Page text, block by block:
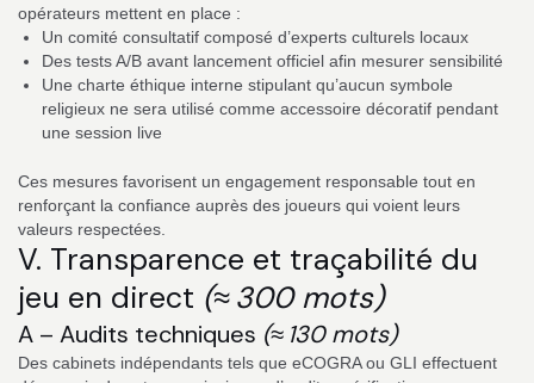
opérateurs mettent en place :
Un comité consultatif composé d’experts culturels locaux
Des tests A/B avant lancement officiel afin mesurer sensibilité
Une charte éthique interne stipulant qu’aucun symbole
religieux ne sera utilisé comme accessoire décoratif pendant
une session live
Ces mesures favorisent un engagement responsable tout en
renforçant la confiance auprès des joueurs qui voient leurs
valeurs respectées.
V. Transparence et traçabilité du
jeu en direct (≈ 300 mots)
A – Audits techniques (≈ 130 mots)
Des cabinets indépendants tels que eCOGRA ou GLI effectuent